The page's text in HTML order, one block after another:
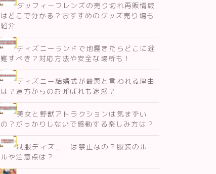
ダッフィーフレンズの売り切れ再販情報
はどこで分かる？おすすめのグッズ売り場も
紹介
ディズニーランドで地震きたらどこに避
難すべき？対応方法や安全な場所も！
ディズニー結婚式が最悪と言われる理由
は？遠方からのお呼ばれも迷惑？
美女と野獣アトラクションは気まずい
の？がっかりしないで感動する楽しみ方は？
制服ディズニーは禁止なの？服装のルー
ルや注意点は？